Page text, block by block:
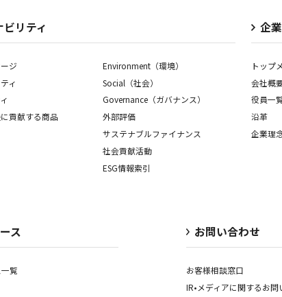
リティ
ジ
ィ
貢献する商品
Environment（環境）
Social（社会）
Governance（ガバナンス）
外部評価
サステナブルファイナンス
社会貢献活動
ESG情報索引
企
トップ
会社概
役員一
沿革
企業理
ス
覧
お問い合わせ
お客様相談窓口
IR•メディアに関するお問